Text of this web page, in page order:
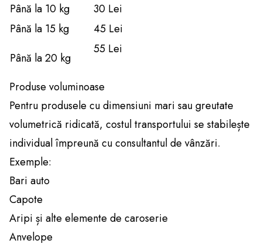
Până la 10 kg
30 Lei
Până la 15 kg
45 Lei
Până la 20 kg
55 Lei
Produse voluminoase
Pentru produsele cu dimensiuni mari sau greutate
volumetrică ridicată, costul transportului se stabilește
individual împreună cu consultantul de vânzări.
Exemple:
Bari auto
Capote
Aripi și alte elemente de caroserie
Anvelope